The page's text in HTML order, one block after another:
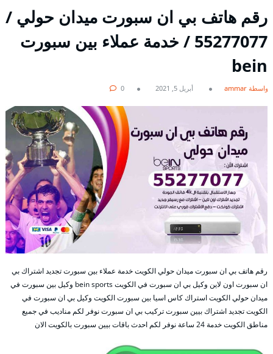
رقم هاتف بي ان سبورت ميدان حولي /
55277077 / خدمة عملاء بين سبورت
bein
بواسطة ammar أبريل 5, 2021 0
رقم هاتف بي ان سبورت ميدان حولي الكويت خدمة عملاء بين سبورت تجديد اشتراك بي
ان سبورت اون لاين وكيل بي ان سبورت في الكويت bein sports وكيل بين سبورت في
ميدان حولي الكويت استراك كاس اسيا بين سبورت الكويت وكيل بي ان سبورت في
الكويت تجديد اشتراك بيين سبورت تركيب بي ان سبورت نوفر لكم مناديب في جميع
مناطق الكويت خدمة 24 ساعة نوفر لكم احدث باقات بيين سبورت بالكويت الان